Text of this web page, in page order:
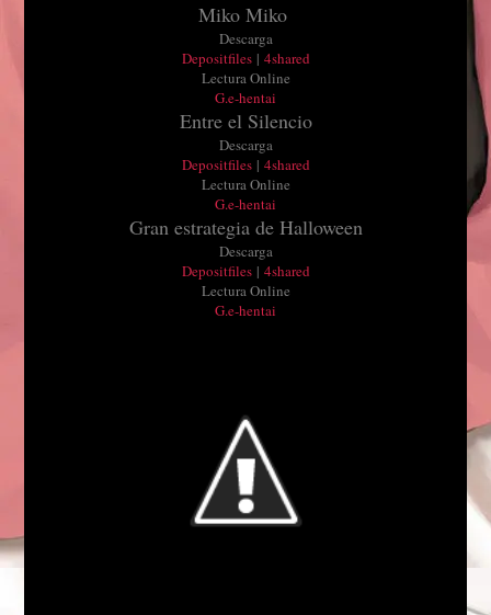
Miko Miko
Descarga
Depositfiles| 4shared
Lectura Online
G.e-hentai
Entre el Silencio
Descarga
Depositfiles| 4shared
Lectura Online
G.e-hentai
Gran estrategia de Halloween
Descarga
Depositfiles| 4shared
Lectura Online
G.e-hentai